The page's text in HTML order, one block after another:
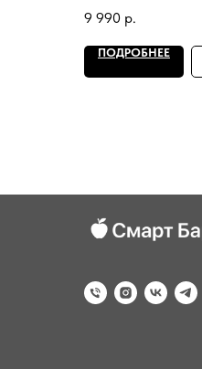
9 990 р.
ПОДРОБНЕЕ